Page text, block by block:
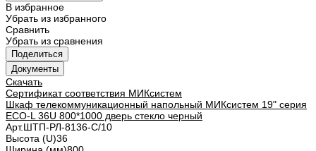
В избранное
Убрать из избранного
Сравнить
Убрать из сравнения
Поделиться
Документы
Скачать
Сертификат соответствия МИКсистем
Шкаф телекоммуникационный напольный МИКсистем 19" серия
ECO-L 36U 800*1000 дверь стекло черный
Арт.ШТП-РЛ-8136-С/10
Высота (U)36